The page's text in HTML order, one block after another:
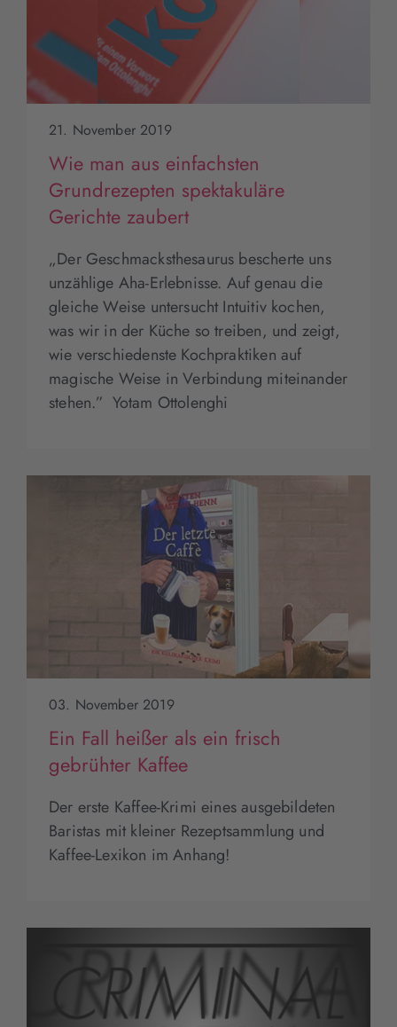
21. November 2019
Wie man aus einfachsten
Grundrezepten spektakuläre
Gerichte zaubert
„Der Geschmacksthesaurus bescherte uns
unzählige Aha-Erlebnisse. Auf genau die
gleiche Weise untersucht Intuitiv kochen,
was wir in der Küche so treiben, und zeigt,
wie verschiedenste Kochpraktiken auf
magische Weise in Verbindung miteinander
stehen.” Yotam Ottolenghi
03. November 2019
Ein Fall heißer als ein frisch
gebrühter Kaffee
Der erste Kaffee-Krimi eines ausgebildeten
Baristas mit kleiner Rezeptsammlung und
Kaffee-Lexikon im Anhang!